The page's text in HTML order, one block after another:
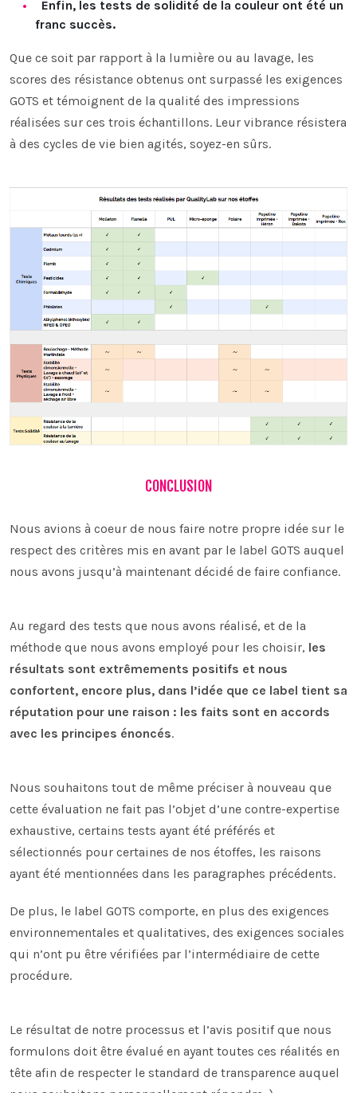
Enfin, les tests de solidité de la couleur ont été un
franc succès.
Que ce soit par rapport à la lumière ou au lavage, les
scores des résistance obtenus ont surpassé les exigences
GOTS et témoignent de la qualité des impressions
réalisées sur ces trois échantillons. Leur vibrance résistera
à des cycles de vie bien agités, soyez-en sûrs.
CONCLUSION
Nous avions à coeur de nous faire notre propre idée sur le
respect des critères mis en avant par le label GOTS auquel
nous avons jusqu’à maintenant décidé de faire confiance.
Au regard des tests que nous avons réalisé, et de la
méthode que nous avons employé pour les choisir, les
résultats sont extrêmements positifs et nous
confortent, encore plus, dans l’idée que ce label tient sa
réputation pour une raison : les faits sont en accords
avec les principes énoncés.
Nous souhaitons tout de même préciser à nouveau que
cette évaluation ne fait pas l’objet d’une contre-expertise
exhaustive, certains tests ayant été préférés et
sélectionnés pour certaines de nos étoffes, les raisons
ayant été mentionnées dans les paragraphes précédents.
De plus, le label GOTS comporte, en plus des exigences
environnementales et qualitatives, des exigences sociales
qui n’ont pu être vérifiées par l’intermédiaire de cette
procédure.
Le résultat de notre processus et l’avis positif que nous
formulons doit être évalué en ayant toutes ces réalités en
tête afin de respecter le standard de transparence auquel